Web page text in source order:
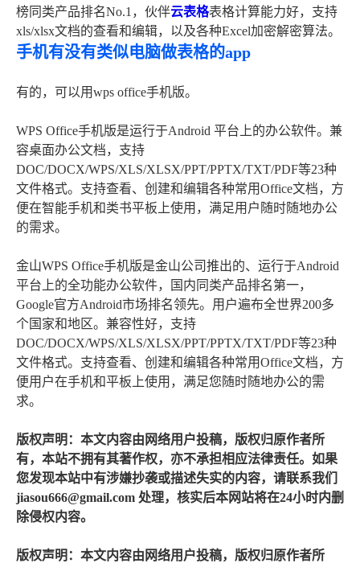
榜同类产品排名No.1，伙伴云表格表格计算能力好，支持
xls/xlsx文档的查看和编辑，以及各种Excel加密解密算法。
手机有没有类似电脑做表格的app
有的，可以用wps office手机版。
WPS Office手机版是运行于Android 平台上的办公软件。兼
容桌面办公文档，支持
DOC/DOCX/WPS/XLS/XLSX/PPT/PPTX/TXT/PDF等23种
文件格式。支持查看、创建和编辑各种常用Office文档，方
便在智能手机和类书平板上使用，满足用户随时随地办公
的需求。
金山WPS Office手机版是金山公司推出的、运行于Android
平台上的全功能办公软件，国内同类产品排名第一，
Google官方Android市场排名领先。用户遍布全世界200多
个国家和地区。兼容性好，支持
DOC/DOCX/WPS/XLS/XLSX/PPT/PPTX/TXT/PDF等23种
文件格式。支持查看、创建和编辑各种常用Office文档，方
便用户在手机和平板上使用，满足您随时随地办公的需
求。
版权声明：本文内容由网络用户投稿，版权归原作者所
有，本站不拥有其著作权，亦不承担相应法律责任。如果
您发现本站中有涉嫌抄袭或描述失实的内容，请联系我们
jiasou666@gmail.com 处理，核实后本网站将在24小时内删
除侵权内容。
版权声明：本文内容由网络用户投稿，版权归原作者所